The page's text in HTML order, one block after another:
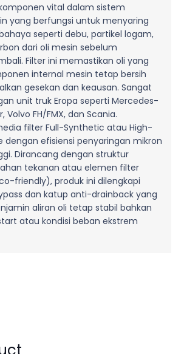
vital dalam sistem
yang berfungsi untuk menyaring
seperti debu, partikel logam,
dari oli mesin sebelum
Filter ini memastikan oli yang
internal mesin tetap bersih
gesekan dan keausan. Sangat
unit truk Eropa seperti Mercedes-
Volvo FH/FMX, dan Scania.
filter Full-Synthetic atau High-
dengan efisiensi penyaringan mikron
Dirancang dengan struktur
tekanan atau elemen filter
friendly), produk ini dilengkapi
dan katup anti-drainback yang
aliran oli tetap stabil bahkan
atau kondisi beban ekstrem